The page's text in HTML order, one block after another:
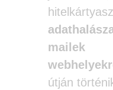
mailek
útján